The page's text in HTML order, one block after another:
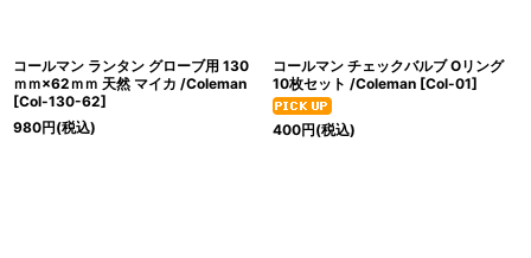
コールマン ランタン グローブ用 130
ｍｍ×62ｍｍ 天然 マイカ /Coleman
[Col-130-62]
980円(税込)
コールマン チェックバルブ Oリング
10枚セット /Coleman [Col-01]
400円(税込)